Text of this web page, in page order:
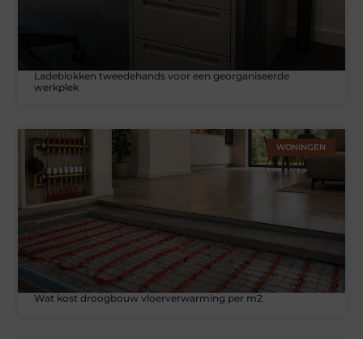
Ladeblokken tweedehands voor een georganiseerde
werkplek
WONINGEN
Wat kost droogbouw vloerverwarming per m2